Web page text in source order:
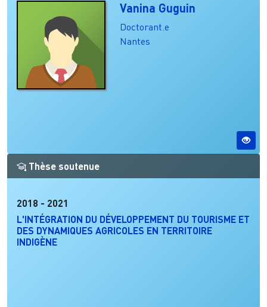
Vanina Guguin
Doctorant.e
Nantes
Thèse soutenue
2018 - 2021
L'INTÉGRATION DU DÉVELOPPEMENT DU TOURISME ET
DES DYNAMIQUES AGRICOLES EN TERRITOIRE
INDIGÈNE